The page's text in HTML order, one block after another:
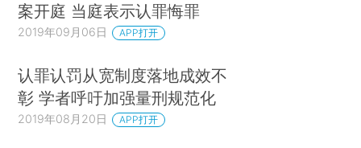
案开庭 当庭表示认罪悔罪
2019年09月06日 APP打开
认罪认罚从宽制度落地成效不
彰 学者呼吁加强量刑规范化
2019年08月20日 APP打开